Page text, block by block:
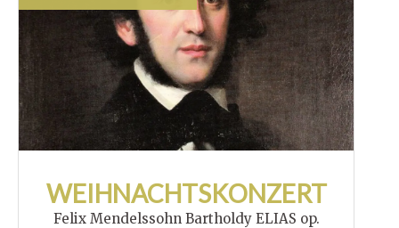
WEIHNACHTSKONZERT
Felix Mendelssohn Bartholdy ELIAS op.